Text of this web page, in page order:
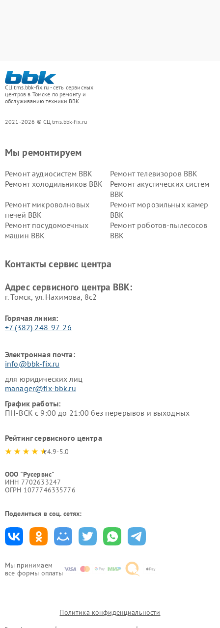
СЦ tms.bbk-fix.ru - сеть сервисных
центров в Томске по ремонту и
обслуживанию техники BBK
2021-2026 © СЦ tms.bbk-fix.ru
Мы принимаем
все формы оплаты
Мы ремонтируем
Ремонт аудиосистем BBK
Ремонт телевизоров BBK
Ремонт холодильников BBK
Ремонт акустических систем
BBK
Ремонт микроволновых
печей BBK
Ремонт морозильных камер
BBK
Ремонт посудомоечных
машин BBK
Ремонт роботов-пылесосов
BBK
Ремонт винных шкафов BBK
Контакты сервис центра
Адрес сервисного центра BBK:
г. Томск, ул. Нахимова, 8с2
Горячая линия:
+7 (382) 248-97-26
Электронная почта:
info@bbk-fix.ru
для юридических лиц
manager@fix-bbk.ru
График работы:
ПН-ВСК с 9:00 до 21:00 без перерывов и выходных
Рейтинг сервисного центра
4.9-5.0
ООО "Русервис"
ИНН 7702633247
ОГРН 1077746335776
Поделиться в соц. сетях:
Политика конфиденциальности